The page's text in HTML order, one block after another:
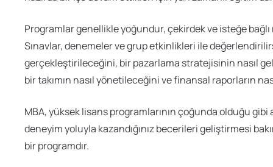
Programlar genellikle yoğundur, çekirdek ve isteğe
Sınavlar, denemeler ve grup etkinlikleri ile
gerçekleştirileceğini, bir pazarlama stratejisinin nasıl
bir takımın nasıl yönetileceğini ve finansal raporların
MBA, yüksek lisans programlarının çoğunda olduğu
deneyim yoluyla kazandığınız becerileri geliştirmesi
bir programdır.